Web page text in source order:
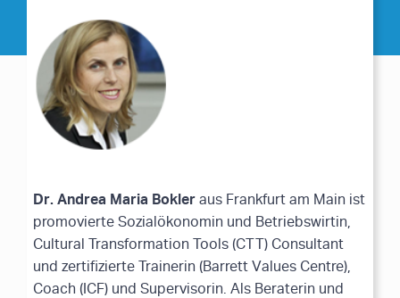
Dr. Andrea Maria Bokler aus Frankfurt am Main ist
promovierte Sozialökonomin und Betriebswirtin,
Cultural Transformation Tools (CTT) Consultant
und zertifizierte Trainerin (Barrett Values Centre),
Coach (ICF) und Supervisorin. Als Beraterin und